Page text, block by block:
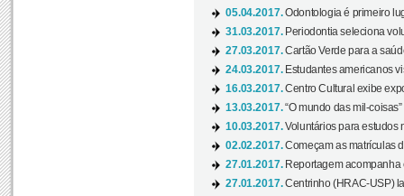
05.04.2017.Odontologia é primeiro
31.03.2017. Periodontia seleciona
27.03.2017.Cartão Verde para a
24.03.2017. Estudantes americanos
16.03.2017.Centro Cultural exibe
13.03.2017.“O mundo das mil-
10.03.2017.Voluntários para estudos
02.02.2017.Começam as matrículas
27.01.2017. Reportagem
27.01.2017.Centrinho (HRAC-USP)